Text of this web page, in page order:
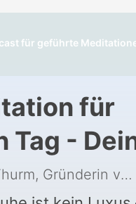
für geführte
für
Tag -
für
Paulina Thurm, Gründerin vom House of Peace